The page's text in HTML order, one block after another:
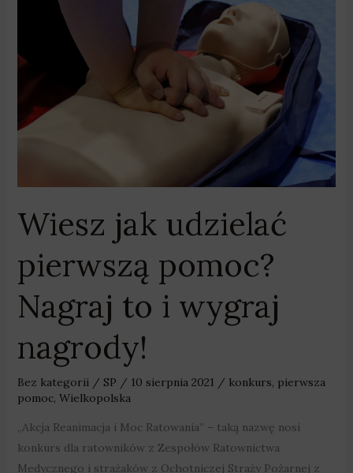
Wiesz jak udzielać
pierwszą pomoc?
Nagraj to i wygraj
nagrody!
Bez kategorii/ SP / 10 sierpnia 2021 / konkurs, pierwsza
pomoc, Wielkopolska
„Akcja Reanimacja i Moc Ratowania” – taką nazwę nosi
konkurs dla ratowników z Zespołów Ratownictwa
Medycznego i strażaków z Ochotniczej Straży Pożarnej z
pomoc?
i